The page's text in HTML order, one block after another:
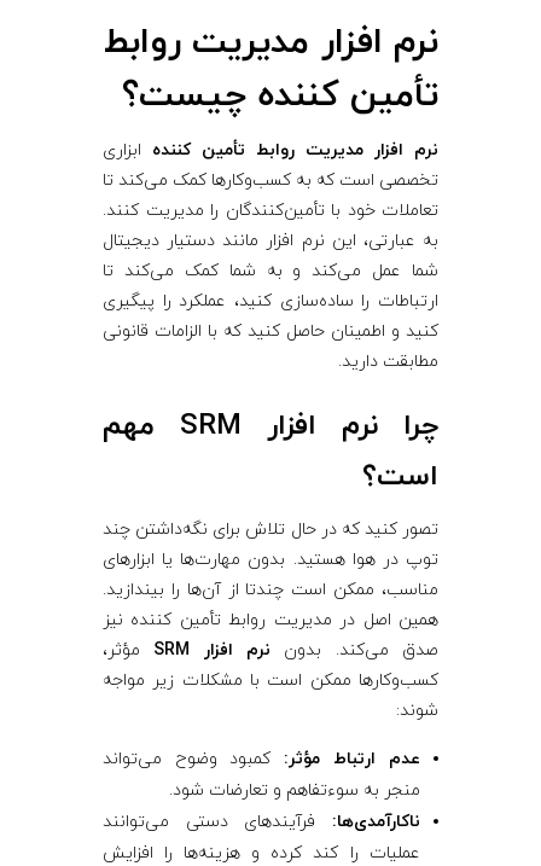
ن‌نرم‌ افزار مدیریت روابط
تأمین ‌کننده چیست؟
نرم‌ افزار مدیریت روابط تأمین ‌کننده ابزاری
تخصصی است که به کسب‌وکارها کمک می‌کند تا
تعاملات خود با تأمین‌کنندگان را مدیریت کنند.
به عبارتی، این نرم‌ افزار مانند دستیار دیجیتال
شما عمل می‌کند و به شما کمک می‌کند تا
ارتباطات را ساده‌سازی کنید، عملکرد را پیگیری
کنید و اطمینان حاصل کنید که با الزامات قانونی
مطابقت دارید.
چرا نرم‌ افزار SRM مهم
است؟
تصور کنید که در حال تلاش برای نگه‌داشتن چند
توپ در هوا هستید. بدون مهارت‌ها یا ابزارهای
مناسب، ممکن است چندتا از آن‌ها را بیندازید.
همین اصل در مدیریت روابط تأمین ‌کننده نیز
صدق می‌کند. بدون نرم‌ افزار SRM
مؤثر،
کسب‌وکارها ممکن است با مشکلات زیر مواجه
شوند:
عدم ارتباط مؤثر: کمبود وضوح می‌تواند
منجر به سوءتفاهم و تعارضات شود.
ناکارآمدی‌ها: فرآیندهای دستی می‌توانند
عملیات را کند کرده و هزینه‌ها را افزایش